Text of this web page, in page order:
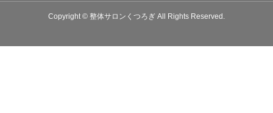
Copyright © 整体サロンくつろぎ All Rights Reserved.